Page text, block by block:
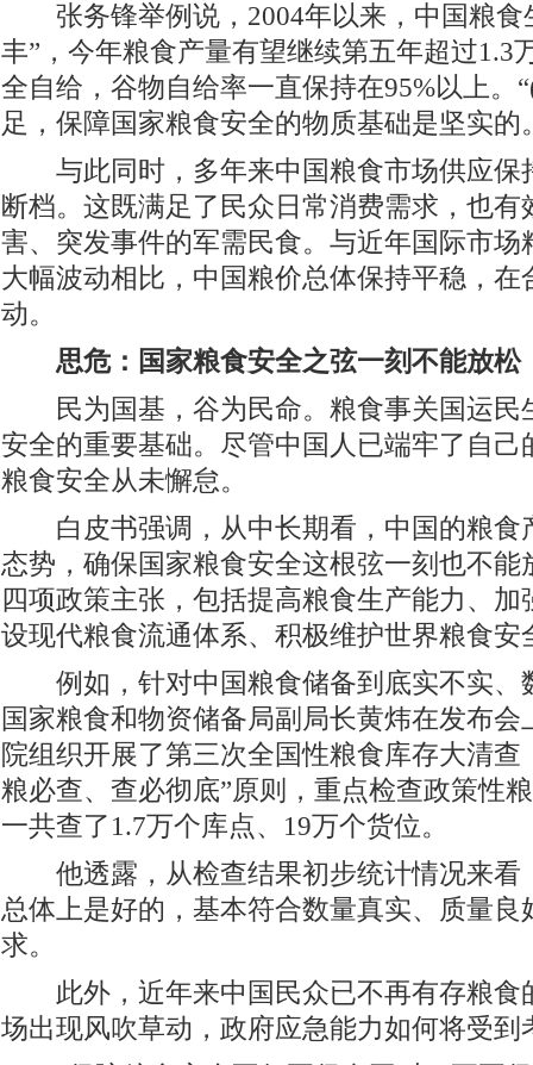
张务锋举例说，2004年以来，中国粮食
丰”，今年粮食产量有望继续第五年超过1.3
全自给，谷物自给率一直保持在95%以上。
足，保障国家粮食安全的物质基础是坚实的
与此同时，多年来中国粮食市场供应保
断档。这既满足了民众日常消费需求，也有
害、突发事件的军需民食。与近年国际市场
大幅波动相比，中国粮价总体保持平稳，在
动。
思危：国家粮食安全之弦一刻不能放松
民为国基，谷为民命。粮食事关国运民
安全的重要基础。尽管中国人已端牢了自己
粮食安全从未懈怠。
白皮书强调，从中长期看，中国的粮食
态势，确保国家粮食安全这根弦一刻也不能
四项政策主张，包括提高粮食生产能力、
设现代粮食流通体系、积极维护世界粮食安
例如，针对中国粮食储备到底实不实、
国家粮食和物资储备局副局长黄炜在发布
院组织开展了第三次全国性粮食库存大清查
粮必查、查必彻底”原则，重点检查政策性
一共查了1.7万个库点、19万个货位。
他透露，从检查结果初步统计情况来看
总体上是好的，基本符合数量真实、质量良
求。
此外，近年来中国民众已不再有存粮食
场出现风吹草动，政府应急能力如何将受到